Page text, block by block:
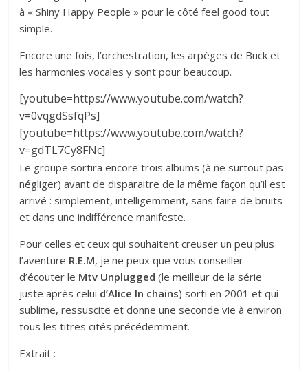
à « Shiny Happy People » pour le côté feel good tout
simple.
Encore une fois, l’orchestration, les arpèges de Buck et
les harmonies vocales y sont pour beaucoup.
[youtube=https://www.youtube.com/watch?
v=0vqgdSsfqPs]
[youtube=https://www.youtube.com/watch?
v=gdTL7Cy8FNc]
Le groupe sortira encore trois albums (à ne surtout pas
négliger) avant de disparaitre de la même façon qu’il est
arrivé : simplement, intelligemment, sans faire de bruits
et dans une indifférence manifeste.
Pour celles et ceux qui souhaitent creuser un peu plus
l’aventure R.E.M, je ne peux que vous conseiller
d’écouter le Mtv Unplugged (le meilleur de la série
juste après celui d’Alice In chains) sorti en 2001 et qui
sublime, ressuscite et donne une seconde vie à environ
tous les titres cités précédemment.
Extrait :